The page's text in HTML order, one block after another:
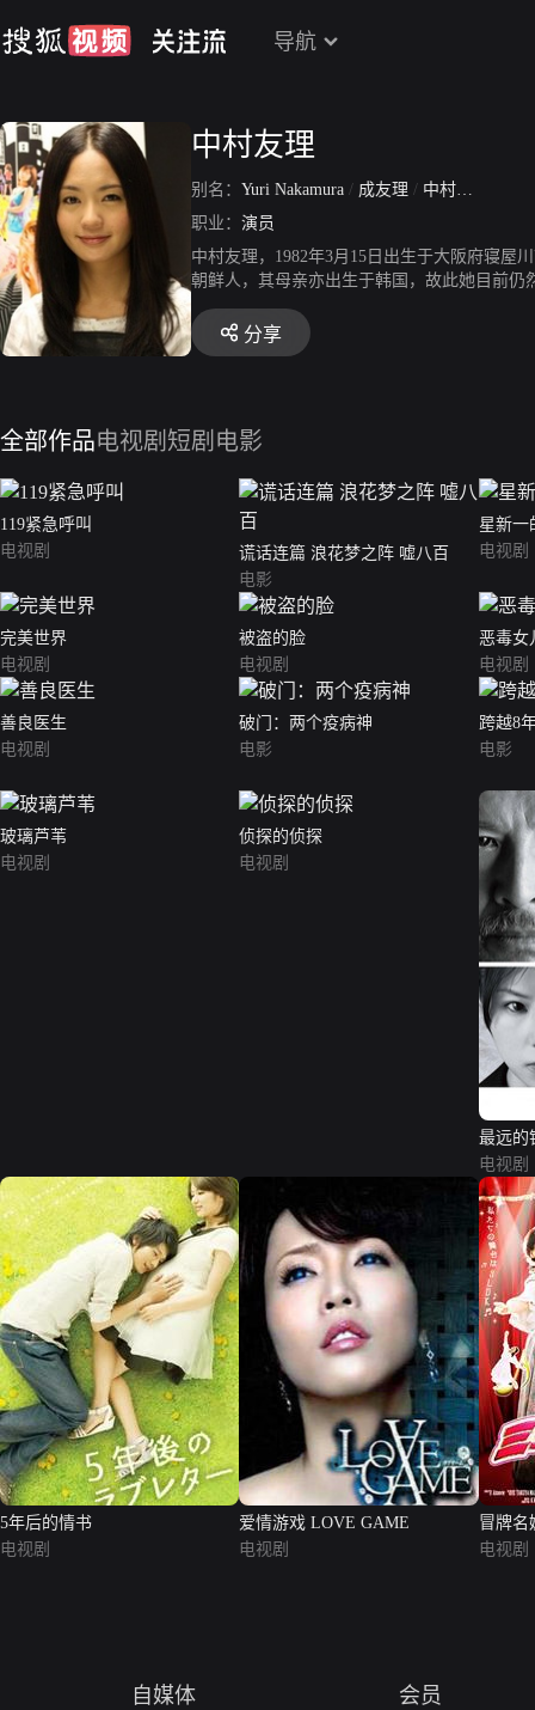
导航
中村友理
别名： Yuri Nakamura / 成友理 / 中村由利
职业： 演员
中村友理，1982年3月15日出生于大阪府寝屋
朝鲜人，其母亲亦出生于韩国，故此她目前
分享
全部作品电视剧 短剧 电影
119紧急呼叫
电视剧
谎话连篇 浪花梦之阵 嘘八百
电影
星新一
电视剧
完美世界
电视剧
被盗的脸
电视剧
恶毒女
电视剧
善良医生
电视剧
破门：两个疫病神
电影
跨越8
电影
玻璃芦苇
电视剧
侦探的侦探
电视剧
最远的
电视剧
5年后的情书
电视剧
爱情游戏 LOVE GAME
电视剧
冒牌名
电视剧
自媒体 会员